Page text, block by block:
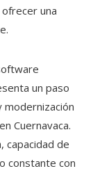
una
un paso
modernización
Cuernavaca.
capacidad de
constante con